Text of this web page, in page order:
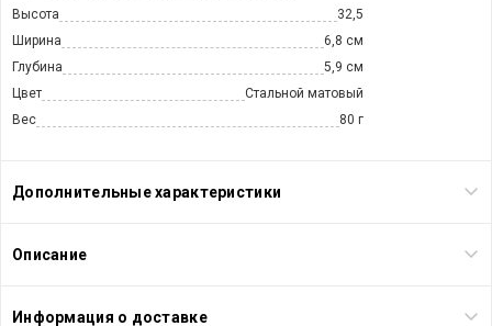
Высота
32,5
Ширина
6,8 см
Глубина
5,9 см
Цвет
Стальной матовый
Вес
80 г
Дополнительные характеристики
Описание
Информация о доставке